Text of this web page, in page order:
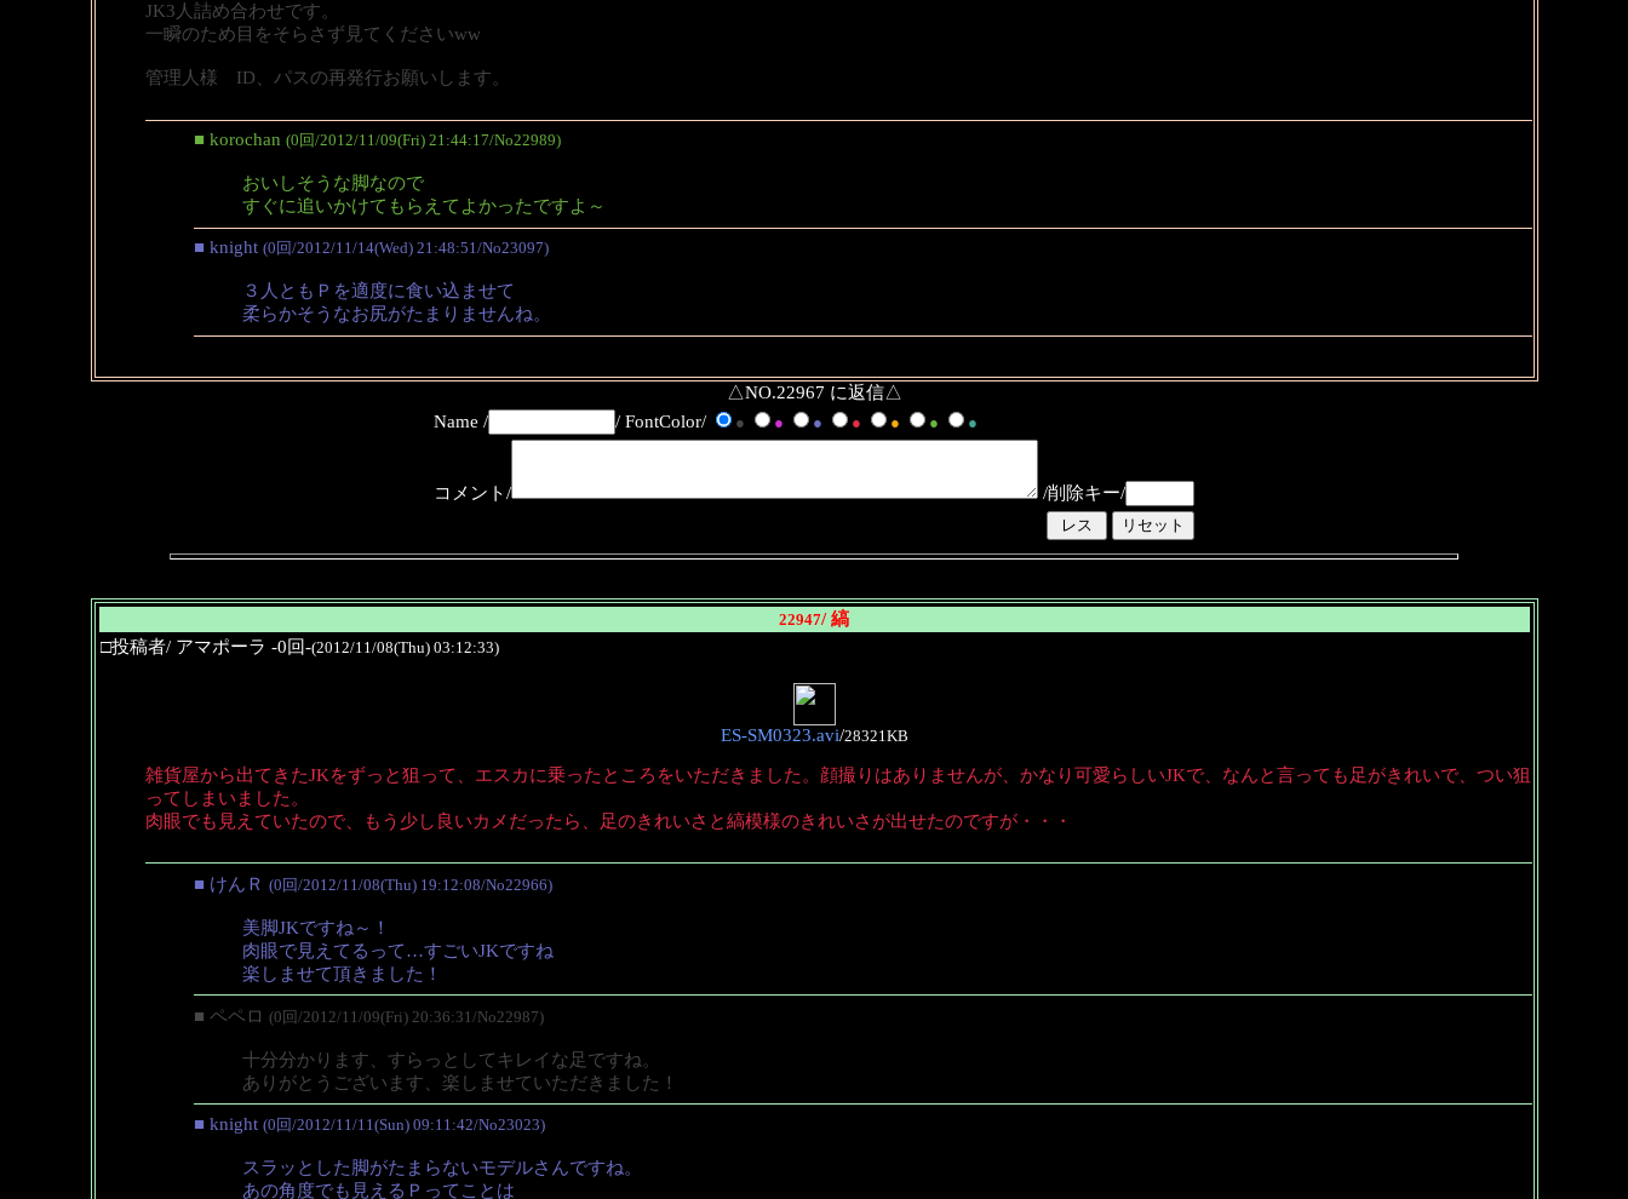
JK3人詰め合わせです。
一瞬のため目をそらさず見てくださいww
管理人様 ID、パスの再発行お願いします。
■ korochan (0回/2012/11/09(Fri) 21:44:17/No22989)
おいしそうな脚なので
すぐに追いかけてもらえてよかったですよ～
■ knight (0回/2012/11/14(Wed) 21:48:51/No23097)
３人ともＰを適度に食い込ませて
柔らかそうなお尻がたまりませんね。
△NO.22967 に返信△
Name /
/ FontColor/ ● ● ● ● ● ● ●
コメント/ /削除キー/
22947/ 縞
□投稿者/ アマポーラ -0回-(2012/11/08(Thu) 03:12:33)
ES-SM0323.avi/28321KB
雑貨屋から出てきたJKをずっと狙って、エスカに乗ったところをいただきました。顔撮りはありませんが、かなり可愛らしいJKで、なんと言っても足がきれいで、つい狙
ってしまいました。
肉眼でも見えていたので、もう少し良いカメだったら、足のきれいさと縞模様のきれいさが出せたのですが・・・
■ けんＲ (0回/2012/11/08(Thu) 19:12:08/No22966)
美脚JKですね～！
肉眼で見えてるって…すごいJKですね
楽しませて頂きました！
■ ペペロ (0回/2012/11/09(Fri) 20:36:31/No22987)
十分分かります、すらっとしてキレイな足ですね。
ありがとうございます、楽しませていただきました！
■ knight (0回/2012/11/11(Sun) 09:11:42/No23023)
スラッとした脚がたまらないモデルさんですね。
あの角度でも見えるＰってことは